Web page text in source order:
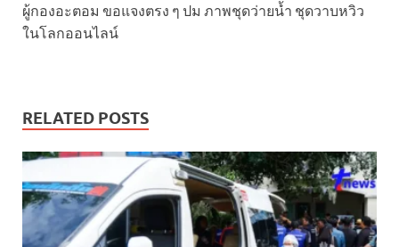
ผู้กองอะตอม ขอแจงตรง ๆ ปม ภาพชุดว่ายน้ำ ชุดวาบหวิว
ในโลกออนไลน์
RELATED POSTS